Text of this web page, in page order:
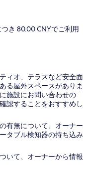
き 80.00 CNYでご利用
ィオ、テラスなど安全面
る屋外スペースがありま
施設にお問い合わせの
認することをおすすめし
有無について、オーナー
タブル検知器の持ち込み
いて、オーナーから情報